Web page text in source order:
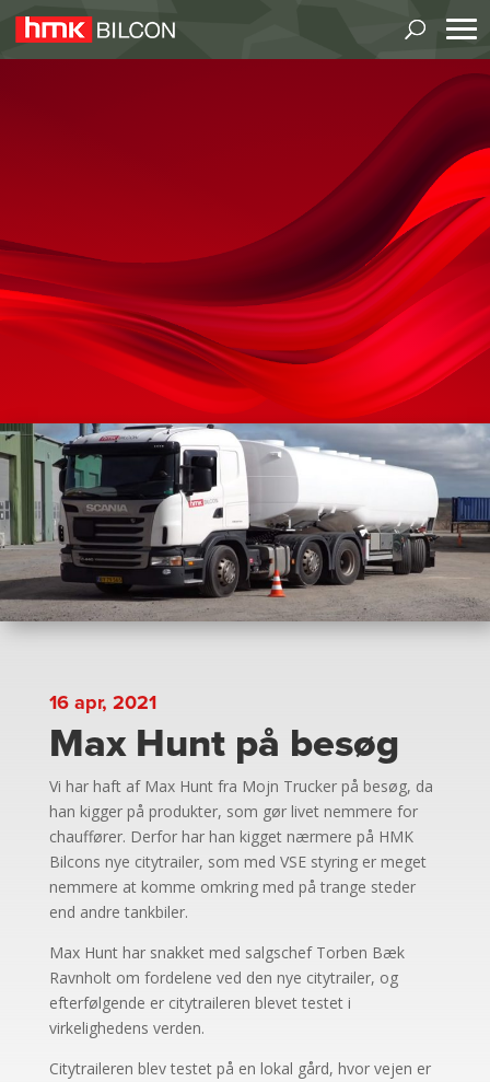
16 apr, 2021
Max Hunt på besøg
Vi har haft af Max Hunt fra Mojn Trucker på besøg, da
han kigger på produkter, som gør livet nemmere for
chauffører. Derfor har han kigget nærmere på HMK
Bilcons nye citytrailer, som med VSE styring er meget
nemmere at komme omkring med på trange steder
end andre tankbiler.
Max Hunt har snakket med salgschef Torben Bæk
Ravnholt om fordelene ved den nye citytrailer, og
efterfølgende er citytraileren blevet testet i
virkelighedens verden.
Citytraileren blev testet på en lokal gård, hvor vejen er